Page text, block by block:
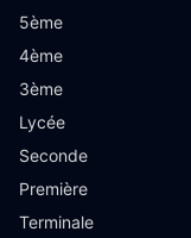
5ème
4ème
3ème
Lycée
Seconde
Première
Terminale